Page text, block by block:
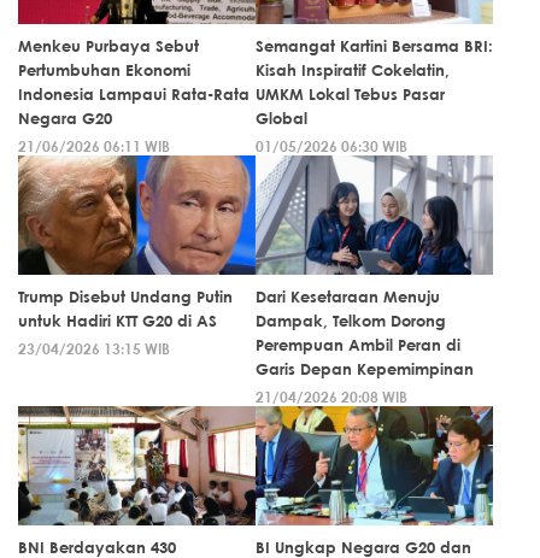
Menkeu Purbaya Sebut
Pertumbuhan Ekonomi
Indonesia Lampaui Rata-Rata
Negara G20
21/06/2026 06:11 WIB
Semangat Kartini Bersama BRI:
Kisah Inspiratif Cokelatin,
UMKM Lokal Tebus Pasar
Global
01/05/2026 06:30 WIB
Trump Disebut Undang Putin
untuk Hadiri KTT G20 di AS
23/04/2026 13:15 WIB
Dari Kesetaraan Menuju
Dampak, Telkom Dorong
Perempuan Ambil Peran di
Garis Depan Kepemimpinan
21/04/2026 20:08 WIB
BNI Berdayakan 430 BI Ungkap Negara G20 dan